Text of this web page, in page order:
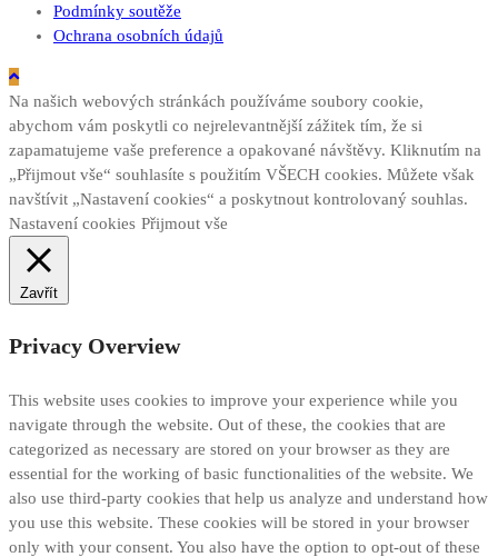
Podmínky soutěže
Ochrana osobních údajů
Na našich webových stránkách používáme soubory cookie,
abychom vám poskytli co nejrelevantnější zážitek tím, že si
zapamatujeme vaše preference a opakované návštěvy. Kliknutím na
„Přijmout vše“ souhlasíte s použitím VŠECH cookies. Můžete však
navštívit „Nastavení cookies“ a poskytnout kontrolovaný souhlas.
Nastavení cookies Přijmout vše
Zavřít
Privacy Overview
This website uses cookies to improve your experience while you
navigate through the website. Out of these, the cookies that are
categorized as necessary are stored on your browser as they are
essential for the working of basic functionalities of the website. We
also use third-party cookies that help us analyze and understand how
you use this website. These cookies will be stored in your browser
only with your consent. You also have the option to opt-out of these